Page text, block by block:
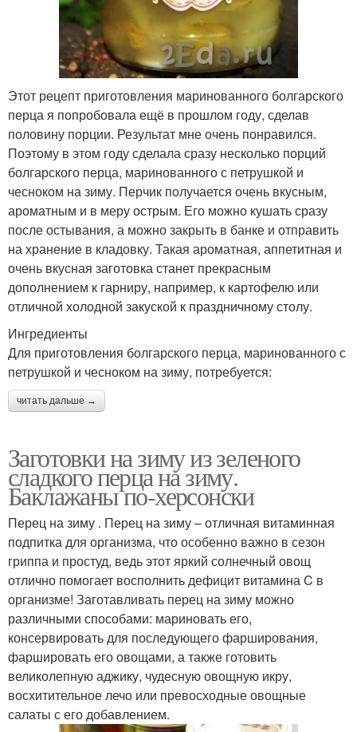
Этот рецепт приготовления маринованного болгарского
перца я попробовала ещё в прошлом году, сделав
половину порции. Результат мне очень понравился.
Поэтому в этом году сделала сразу несколько порций
болгарского перца, маринованного с петрушкой и
чесноком на зиму. Перчик получается очень вкусным,
ароматным и в меру острым. Его можно кушать сразу
после остывания, а можно закрыть в банке и отправить
на хранение в кладовку. Такая ароматная, аппетитная и
очень вкусная заготовка станет прекрасным
дополнением к гарниру, например, к картофелю или
отличной холодной закуской к праздничному столу.
Ингредиенты
Для приготовления болгарского перца, маринованного с
петрушкой и чесноком на зиму, потребуется:
читать дальше →
Заготовки на зиму из зеленого
сладкого перца на зиму.
Баклажаны по-херсонски
Перец на зиму . Перец на зиму – отличная витаминная
подпитка для организма, что особенно важно в сезон
гриппа и простуд, ведь этот яркий солнечный овощ
отлично помогает восполнить дефицит витамина C в
организме! Заготавливать перец на зиму можно
различными способами: мариновать его,
консервировать для последующего фарширования,
фаршировать его овощами, а также готовить
великолепную аджику, чудесную овощную икру,
восхитительное лечо или превосходные овощные
салаты с его добавлением.